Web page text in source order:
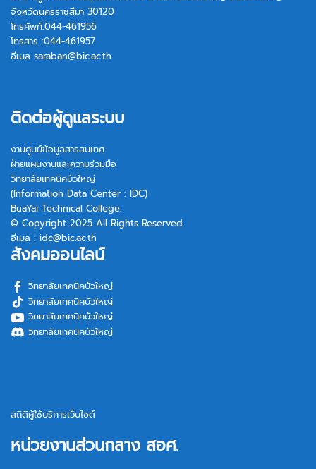
จังหวัดนครราชสีมา 30120
โทรศัพท์:044-461956
โทรสาร :044-461957
อีเมล saraban@bic.ac.th
ติดต่อผู้ดูแลระบบ
งานศูนย์ข้อมูลสารสนเทศ
ฝ่ายแผนงานและความร่วมมือ
วิทยาลัยเทคนิคบัวใหญ่
(Information Data Center : IDC)
BuaYai Technical College.
© Copyright 2025 All Rights Reserved.
อีเมล : idc@bic.ac.th
สังคมออนไลน์
วิทยาลัยเทคนิคบัวใหญ่
วิทยาลัยเทคนิคบัวใหญ่
วิทยาลัยเทคนิคบัวใหญ่
วิทยาลัยเทคนิคบัวใหญ่
สถิติผู้ใช้บริการเว็บไซต์
หน่วยงานส่วนกลาง สอศ.